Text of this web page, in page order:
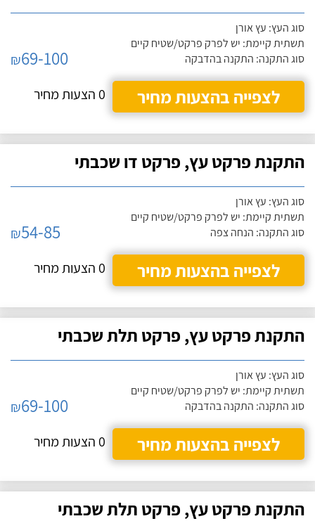
סוג העץ: עץ אורן
תשתית קיימת: יש לפרק פרקט/שטיח קיים
סוג התקנה: התקנה בהדבקה
₪69-100
לצפייה בהצעות מחיר
0 הצעות מחיר
התקנת פרקט עץ, פרקט דו שכבתי
סוג העץ: עץ אורן
תשתית קיימת: יש לפרק פרקט/שטיח קיים
סוג התקנה: הנחה צפה
₪54-85
לצפייה בהצעות מחיר
0 הצעות מחיר
התקנת פרקט עץ, פרקט תלת שכבתי
סוג העץ: עץ אורן
תשתית קיימת: יש לפרק פרקט/שטיח קיים
סוג התקנה: התקנה בהדבקה
₪69-100
לצפייה בהצעות מחיר
0 הצעות מחיר
התקנת פרקט עץ, פרקט תלת שכבתי